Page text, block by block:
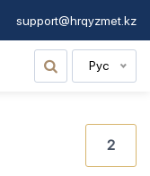
support@hrqyzmet.kz
Рус
2